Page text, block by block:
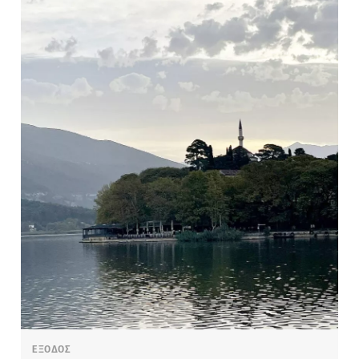
ΕΞΟΔΟΣ